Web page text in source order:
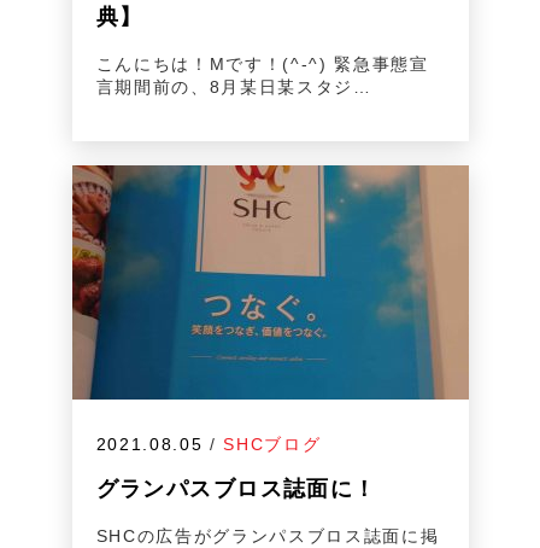
典】
こんにちは！Mです！(^-^) 緊急事態宣
言期間前の、8月某日某スタジ…
2021.08.05 /SHCブログ
グランパスブロス誌面に！
SHCの広告がグランパスブロス誌面に掲